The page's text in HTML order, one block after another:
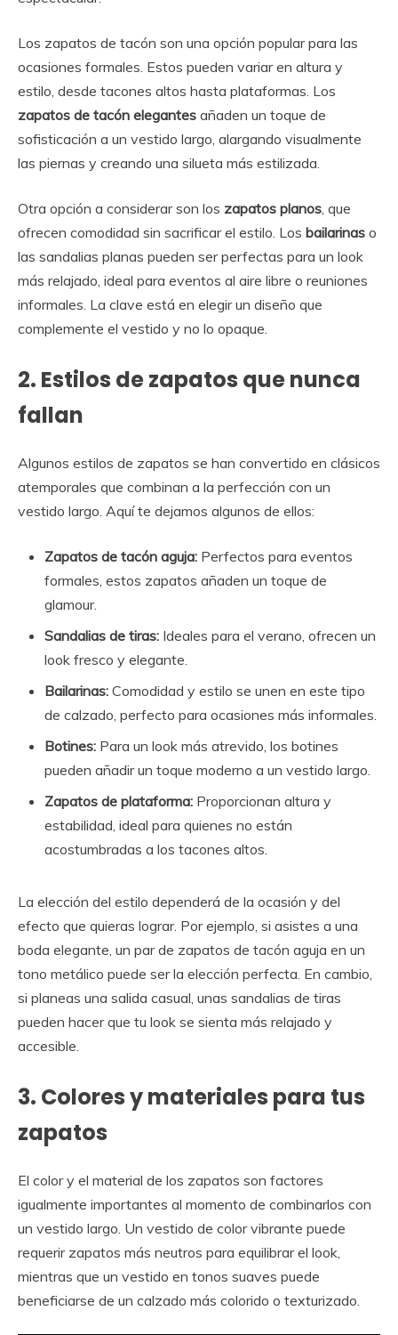
Los zapatos de tacón son una opción popular para las
ocasiones formales. Estos pueden variar en altura y
estilo, desde tacones altos hasta plataformas. Los
zapatos de tacón elegantes añaden un toque de
sofisticación a un vestido largo, alargando visualmente
las piernas y creando una silueta más estilizada.
Otra opción a considerar son los zapatos planos , que
ofrecen comodidad sin sacrificar el estilo. Los bailarinas o
las sandalias planas pueden ser perfectas para un look
más relajado, ideal para eventos al aire libre o reuniones
informales. La clave está en elegir un diseño que
complemente el vestido y no lo opaque.
2. Estilos de zapatos que nunca
fallan
Algunos estilos de zapatos se han convertido en clásicos
atemporales que combinan a la perfección con un
vestido largo. Aquí te dejamos algunos de ellos:
Zapatos de tacón aguja: Perfectos para eventos
formales, estos zapatos añaden un toque de
glamour.
Sandalias de tiras: Ideales para el verano, ofrecen un
look fresco y elegante.
Bailarinas: Comodidad y estilo se unen en este tipo
de calzado, perfecto para ocasiones más informales.
Botines: Para un look más atrevido, los botines
pueden añadir un toque moderno a un vestido largo.
Zapatos de plataforma: Proporcionan altura y
estabilidad, ideal para quienes no están
acostumbradas a los tacones altos.
La elección del estilo dependerá de la ocasión y del
efecto que quieras lograr. Por ejemplo, si asistes a una
boda elegante, un par de zapatos de tacón aguja en un
tono metálico puede ser la elección perfecta. En cambio,
si planeas una salida casual, unas sandalias de tiras
pueden hacer que tu look se sienta más relajado y
accesible.
3. Colores y materiales para tus
zapatos
El color y el material de los zapatos son factores
igualmente importantes al momento de combinarlos con
un vestido largo. Un vestido de color vibrante puede
requerir zapatos más neutros para equilibrar el look,
mientras que un vestido en tonos suaves puede
beneficiarse de un calzado más colorido o texturizado.